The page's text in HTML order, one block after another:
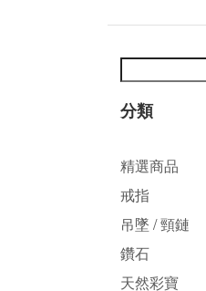
分類
精選商品
戒指
吊墜 / 頸鏈
鑽石
天然彩寶